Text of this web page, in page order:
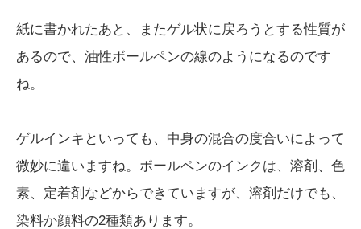
紙に書かれたあと、またゲル状に戻ろうとする性質が
あるので、油性ボールペンの線のようになるのです
ね。
ゲルインキといっても、中身の混合の度合いによって
微妙に違いますね。ボールペンのインクは、溶剤、色
素、定着剤などからできていますが、溶剤だけでも、
染料か顔料の2種類あります。